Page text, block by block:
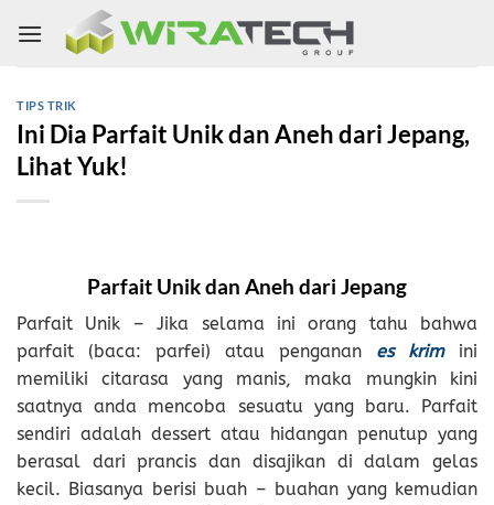
TIPS TRIK
Ini Dia Parfait Unik dan Aneh dari Jepang,
Lihat Yuk!
Parfait Unik dan Aneh dari Jepang
Parfait Unik – Jika selama ini orang tahu bahwa
parfait (baca: parfei) atau penganan es krimini
memiliki citarasa yang manis, maka mungkin kini
saatnya anda mencoba sesuatu yang baru. Parfait
sendiri adalah dessert atau hidangan penutup yang
berasal dari prancis dan disajikan di dalam gelas
kecil. Biasanya berisi buah – buahan yang kemudian